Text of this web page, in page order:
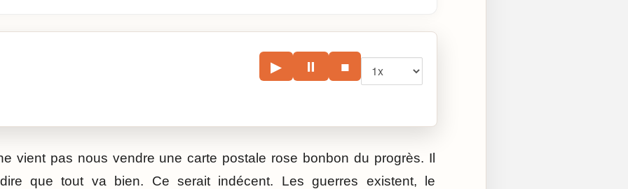
▶ ⏸ ■
vient pas nous vendre une carte postale rose bonbon du progrès. Il
que tout va bien. Ce serait indécent. Les guerres existent, le